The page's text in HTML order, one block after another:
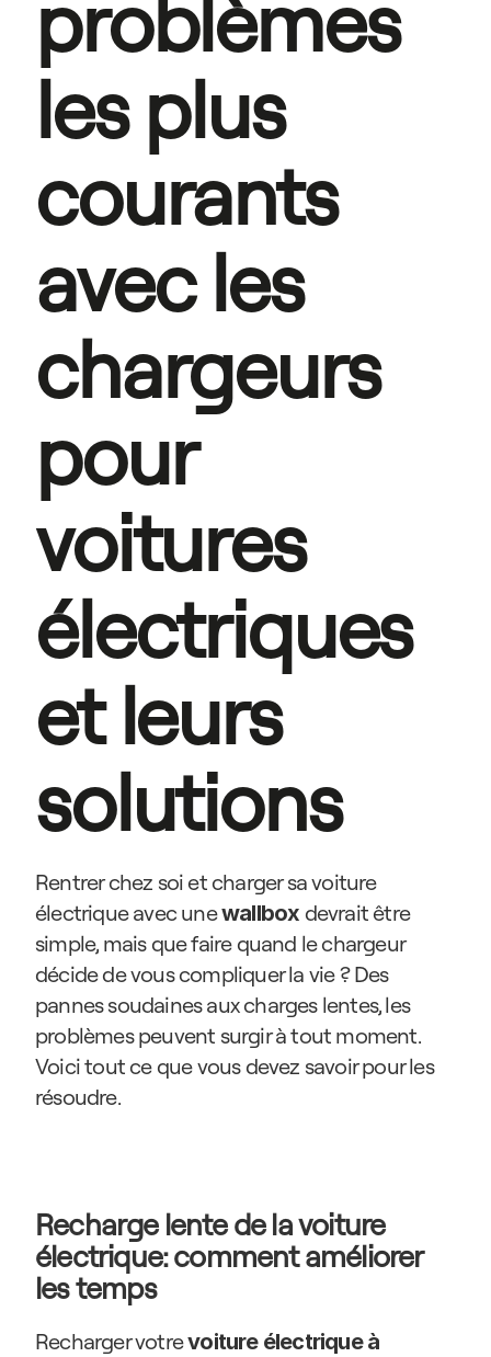
problèmes
les plus
courants
avec les
chargeurs
pour
voitures
électriques
et leurs
solutions
Rentrer chez soi et charger sa voiture
électrique avec une wallbox devrait être
simple, mais que faire quand le chargeur
décide de vous compliquer la vie ? Des
pannes soudaines aux charges lentes, les
problèmes peuvent surgir à tout moment.
Voici tout ce que vous devez savoir pour les
résoudre.
Recharge lente de la voiture
électrique: comment améliorer
les temps
Recharger votre voiture électrique à